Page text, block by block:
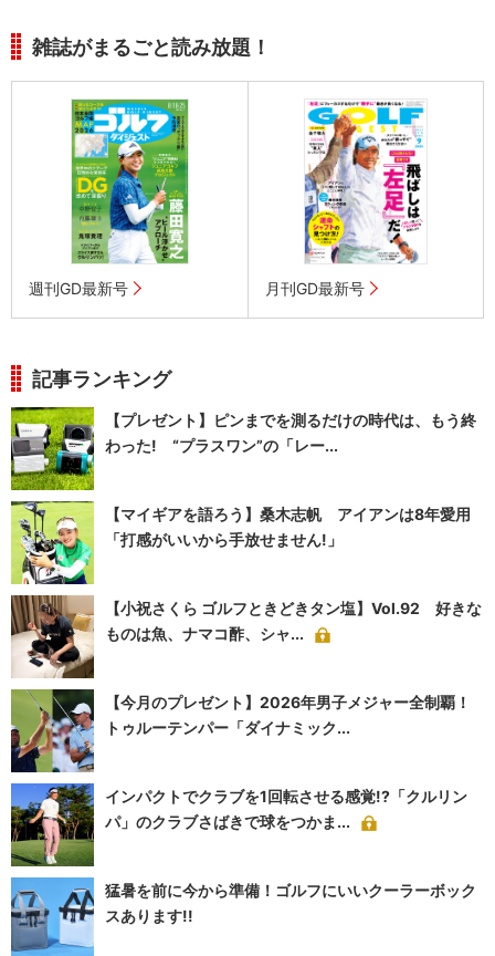
雑誌がまるごと読み放題！
週刊GD最新号 月刊GD最新号
記事ランキング
【プレゼント】ピンまでを測るだけの時代は、もう終
わった! “プラスワン”の「レー...
【マイギアを語ろう】桑木志帆 アイアンは8年愛用
「打感がいいから手放せません!」
【小祝さくら ゴルフときどきタン塩】Vol.92 好きな
ものは魚、ナマコ酢、シャ...
【今月のプレゼント】2026年男子メジャー全制覇！
トゥルーテンパー「ダイナミック...
インパクトでクラブを1回転させる感覚!?「クルリン
パ」のクラブさばきで球をつかま...
猛暑を前に今から準備！ゴルフにいいクーラーボック
スあります!!